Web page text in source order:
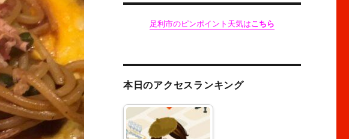
足利市のピンポイント天気はこちら
本日のアクセスランキング